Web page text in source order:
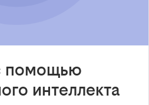
помощью
интеллекта